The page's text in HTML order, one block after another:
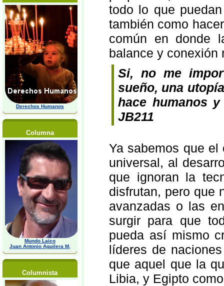
Derechos Humanos
Columna
Mundo Laico
Juan Antonio Aguilera M,
Columnista
todo lo que
también como
común en donde
balance y conexión
Si, no me
sueño, una
hace humanos
JB211
Ya sabemos que
universal, al
que ignoran la
disfrutan, pero que
avanzadas o las
surgir para que
pueda así mismo
líderes de
que aquel que la
Libia, y Egipto